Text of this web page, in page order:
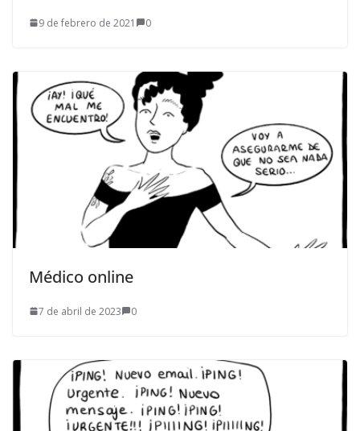
9 de febrero de 2021 0
Médico online
7 de abril de 2023 0